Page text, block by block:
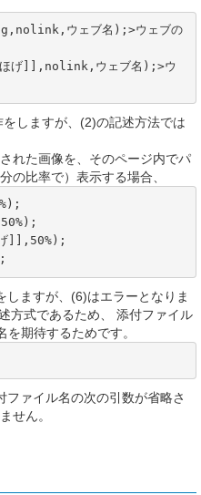
ウェブ名);>ウェブの
]],nolink,ウェブ名);>ウ
しますが、(2)の記述方法では
れた画像を、そのページ内でパ
の比率で）表示する場合、
]],50%);
ますが、(6)はエラーとなりま
方式であるため、 添付ファイル
期待するためです。
ァイル名の次の引数が省略さ
せん。